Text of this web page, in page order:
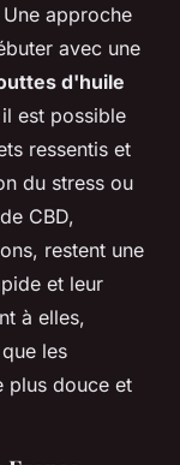
approche
avec une
d'huile
est possible
ressentis et
du stress ou
CBD,
restent une
et leur
à elles,
les
plus douce et